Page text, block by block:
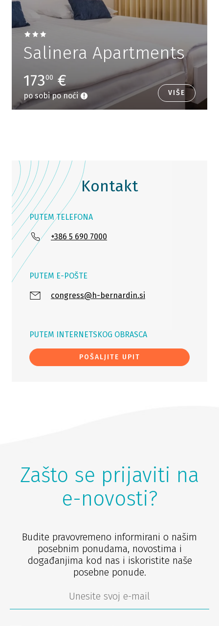
Salinera Apartments
17300 €
po sobi po noći VIŠE
Kontakt
PUTEM TELEFONA
+386 5 690 7000
PUTEM E-POŠTE
congress@h-bernardin.si
PUTEM INTERNETSKOG OBRASCA
POŠALJITE UPIT
Zašto se prijaviti na
e-novosti?
Budite pravovremeno informirani o našim
posebnim ponudama, novostima i
događanjima kod nas i iskoristite naše
posebne ponude.